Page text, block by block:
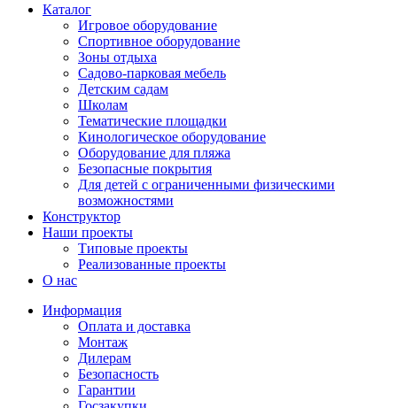
Игровые комплексы от 5 до 12 лет
Горки
Игровые элементы
Качели балансирные
Качалки на пружине
Качели
Песочницы
Песочные городки
Детские столики и скамьи
Домики-беседки
Теневые навесы и сцены
Развивающие игровые элементы
ПДД для детей
Спортивное оборудование
Кинологическое оборудование
Оборудование для пляжа
Для детей с ограниченными физическими
возможностями
Каталог
Игровое оборудование
Спортивное оборудование
Зоны отдыха
Садово-парковая мебель
Детским садам
Школам
Тематические площадки
Кинологическое оборудование
Оборудование для пляжа
Безопасные покрытия
Для детей с ограниченными физическими
возможностями
Конструктор
Наши проекты
Типовые проекты
Реализованные проекты
О нас
Информация
Оплата и доставка
Монтаж
Дилерам
Безопасность
Гарантии